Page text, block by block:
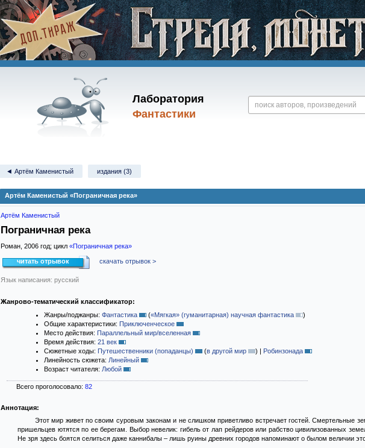
Лаборатория
Фантастики
◄ Артём Каменистый издания (3)
Артём Каменистый «Пограничная река»
Артём Каменистый
Пограничная река
Роман, 2006 год; цикл «Пограничная река»
читать отрывок скачать отрывок >
Язык написания: русский
Жанрово-тематический классификатор:
Жанры/поджанры: Фантастика («Мягкая» (гуманитарная) научная фантастика
)
Общие характеристики: Приключенческое
Место действия: Параллельный мир/вселенная
Время действия: 21 век
Сюжетные ходы: Путешественники (попаданцы) (в другой мир ) | Робинзонада
Линейность сюжета: Линейный
Возраст читателя: Любой
Всего проголосовало: 82
Аннотация:
Этот мир живет по своим суровым законам и не слишком приветливо встречает гостей. Смертельные
пришельцев ютятся по ее берегам. Выбор невелик: гибель от лап рейдеров или рабство цивилизованных
Не зря здесь боятся селиться даже каннибалы – лишь руины древних городов напоминают о былом величии